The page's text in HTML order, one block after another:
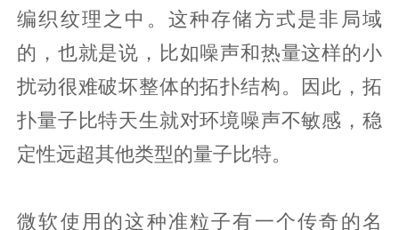
编织纹理之中。这种存储方式是非局域
的，也就是说，比如噪声和热量这样的小
扰动很难破坏整体的拓扑结构。因此，拓
扑量子比特天生就对环境噪声不敏感，稳
定性远超其他类型的量子比特。
微软使用的这种准粒子有一个传奇的名